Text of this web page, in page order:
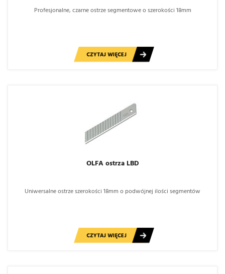
Profesjonalne, czarne ostrze segmentowe o szerokości 18mm
CZYTAJ WIĘCEJ
OLFA ostrza LBD
Uniwersalne ostrze szerokości 18mm o podwójnej ilości segmentów
CZYTAJ WIĘCEJ